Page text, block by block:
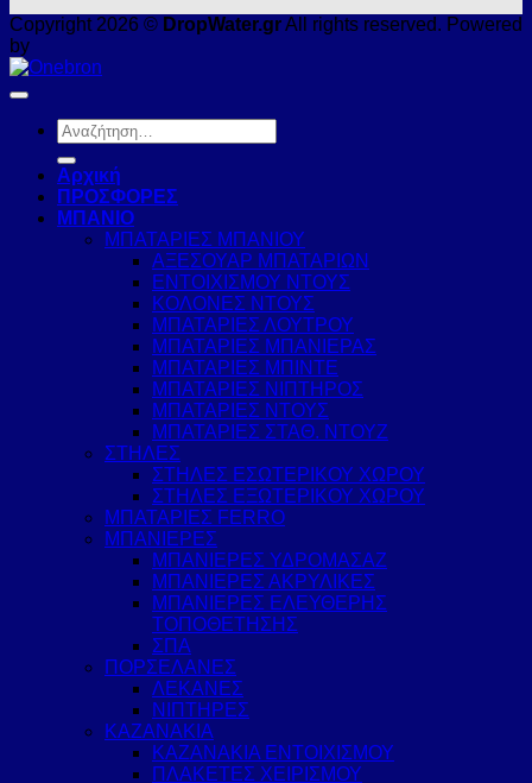
Copyright 2026 © DropWater.grAll rights reserved. Powered
by
Αναζήτηση
για:
Αρχική
ΠΡΟΣΦΟΡΕΣ
ΜΠΑΝΙΟ
ΜΠΑΤΑΡΙΕΣ ΜΠΑΝΙΟΥ
ΑΞΕΣΟΥΑΡ ΜΠΑΤΑΡΙΩΝ
ΕΝΤΟΙΧΙΣΜΟΥ ΝΤΟΥΣ
ΚΟΛΟΝΕΣ ΝΤΟΥΣ
ΜΠΑΤΑΡΙΕΣ ΛΟΥΤΡΟΥ
ΜΠΑΤΑΡΙΕΣ ΜΠΑΝΙΕΡΑΣ
ΜΠΑΤΑΡΙΕΣ ΜΠΙΝΤΕ
ΜΠΑΤΑΡΙΕΣ ΝΙΠΤΗΡΟΣ
ΜΠΑΤΑΡΙΕΣ ΝΤΟΥΣ
ΜΠΑΤΑΡΙΕΣ ΣΤΑΘ. ΝΤΟΥΖ
ΣΤΗΛΕΣ
ΣΤΗΛΕΣ ΕΣΩΤΕΡΙΚΟΥ ΧΩΡΟΥ
ΣΤΗΛΕΣ ΕΞΩΤΕΡΙΚΟΥ ΧΩΡΟΥ
ΜΠΑΤΑΡΙΕΣ FERRO
ΜΠΑΝΙΕΡΕΣ
ΜΠΑΝΙΕΡΕΣ ΥΔΡΟΜΑΣΑΖ
ΜΠΑΝΙΕΡΕΣ ΑΚΡΥΛΙΚΕΣ
ΜΠΑΝΙΕΡΕΣ ΕΛΕΥΘΕΡΗΣ
ΤΟΠΟΘΕΤΗΣΗΣ
ΣΠΑ
ΠΟΡΣΕΛΑΝΕΣ
ΛΕΚΑΝΕΣ
ΝΙΠΤΗΡΕΣ
ΚΑΖΑΝΑΚΙΑ
ΚΑΖΑΝΑΚΙΑ ΕΝΤΟΙΧΙΣΜΟΥ
ΠΛΑΚΕΤΕΣ ΧΕΙΡΙΣΜΟΥ